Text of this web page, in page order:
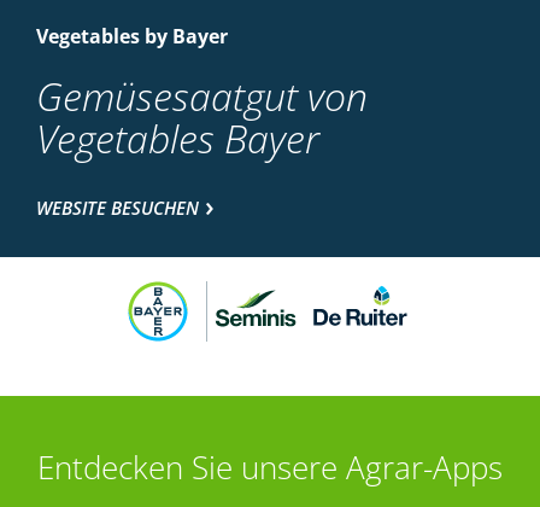
Vegetables by Bayer
Gemüsesaatgut von
Vegetables Bayer
WEBSITE BESUCHEN
Entdecken Sie unsere Agrar-Apps